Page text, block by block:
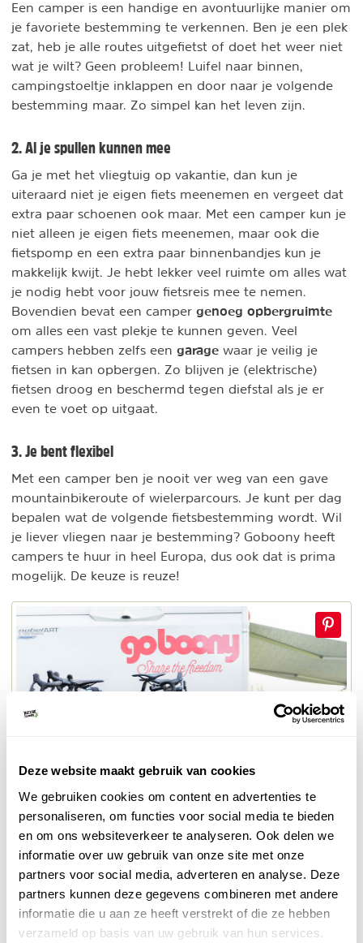
Deze website maakt gebruik van cookies
We gebruiken cookies om content en advertenties te
personaliseren, om functies voor social media te bieden
en om ons websiteverkeer te analyseren. Ook delen we
informatie over uw gebruik van onze site met onze
partners voor social media, adverteren en analyse. Deze
partners kunnen deze gegevens combineren met andere
informatie die u aan ze heeft verstrekt of die ze hebben
verzameld op basis van uw gebruik van hun services.
Een camper is een handige en avontuurlijke manier om
je favoriete bestemming te verkennen. Ben je een plek
zat, heb je alle routes uitgefietst of doet het weer niet
wat je wilt? Geen probleem! Luifel naar binnen,
campingstoeltje inklappen en door naar je volgende
bestemming maar. Zo simpel kan het leven zijn.
2. Al je spullen kunnen mee
Ga je met het vliegtuig op vakantie, dan kun je
uiteraard niet je eigen fiets meenemen en vergeet dat
extra paar schoenen ook maar. Met een camper kun je
niet alleen je eigen fiets meenemen, maar ook die
fietspomp en een extra paar binnenbandjes kun je
makkelijk kwijt. Je hebt lekker veel ruimte om alles wat
je nodig hebt voor jouw fietsreis mee te nemen.
Bovendien bevat een camper genoeg opbergruimte
om alles een vast plekje te kunnen geven. Veel
campers hebben zelfs een garage waar je veilig je
fietsen in kan opbergen. Zo blijven je (elektrische)
fietsen droog en beschermd tegen diefstal als je er
even te voet op uitgaat.
3. Je bent flexibel
Met een camper ben je nooit ver weg van een gave
mountainbikeroute of wielerparcours. Je kunt per dag
bepalen wat de volgende fietsbestemming wordt. Wil
je liever vliegen naar je bestemming? Goboony heeft
campers te huur in heel Europa, dus ook dat is prima
mogelijk. De keuze is reuze!
© Goboony
Fietsvakantie met de camper
MEER OVER GOBOONY